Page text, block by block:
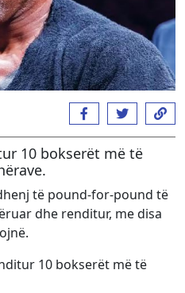
10 bokserët më të
të pound-for-pound të
dhe renditur, me disa
10 bokserët më të